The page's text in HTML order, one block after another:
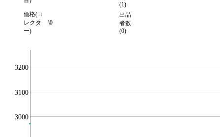
(1)
価格(コ
レクタ
ー)
\0
出品
者数
(0)
3000
3100
3200